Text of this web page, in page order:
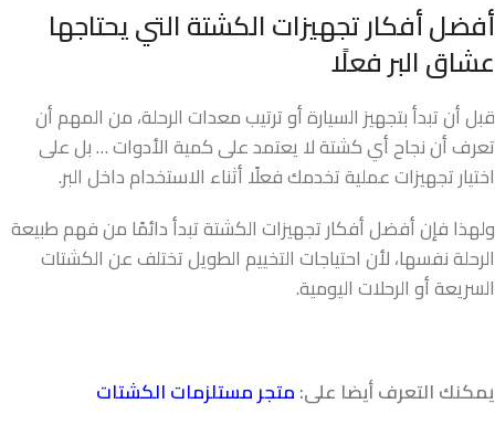
أفضل أفكار تجهيزات الكشتة التي يحتاجها
عشاق البر فعلًا
قبل أن تبدأ بتجهيز السيارة أو ترتيب معدات الرحلة، من المهم أن
تعرف أن نجاح أي كشتة لا يعتمد على كمية الأدوات … بل على
اختيار تجهيزات عملية تخدمك فعلًا أثناء الاستخدام داخل البر.
ولهذا فإن أفضل أفكار تجهيزات الكشتة تبدأ دائمًا من فهم طبيعة
الرحلة نفسها، لأن احتياجات التخييم الطويل تختلف عن الكشتات
السريعة أو الرحلات اليومية.
يمكنك التعرف أيضا على:متجر مستلزمات الكشتات